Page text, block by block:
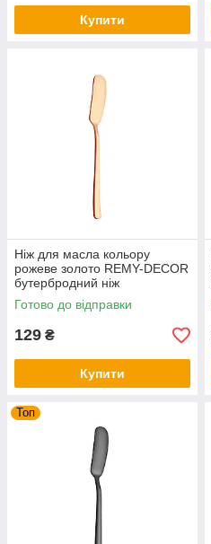
Купити
Ніж для масла кольору
рожеве золото REMY-DECOR
бутербродний ніж
нержавіюча сталь
Готово до відправки
129 ₴
Купити
Топ